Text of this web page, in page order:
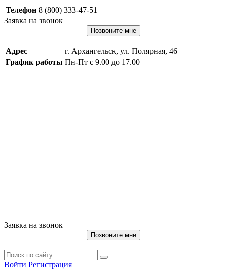
Телефон 8 (800) 333-47-51
Заявка на звонок
Позвоните мне
Адрес
г. Архангельск, ул. Полярная, 46
График работы Пн-Пт с 9.00 до 17.00
Заявка на звонок
Позвоните мне
Войти Регистрация